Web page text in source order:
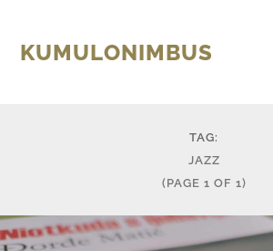
KUMULONIMBUS
TAG:
JAZZ
(PAGE 1 OF 1)